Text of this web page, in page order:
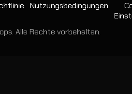
Nutzungsbedingungen
Alle Rechte vorbehalten.